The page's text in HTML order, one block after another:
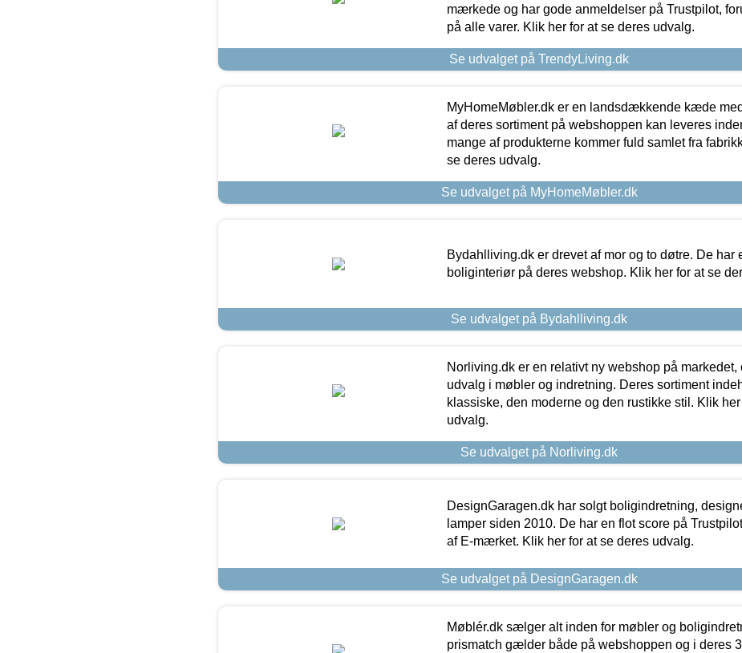
mærkede og har gode anmeldelser på Trustpilot,
på alle varer. Klik her for at se deres udvalg.
Se udvalget på TrendyLiving.dk
MyHomeMøbler.dk er en landsdækkende kæde
af deres sortiment på webshoppen kan leveres
mange af produkterne kommer fuld samlet fra
se deres udvalg.
Se udvalget på MyHomeMøbler.dk
Bydahlliving.dk er drevet af mor og to døtre. De har
boliginteriør på deres webshop. Klik her for at se
Se udvalget på Bydahlliving.dk
Norliving.dk er en relativt ny webshop på markedet,
udvalg i møbler og indretning. Deres sortiment
klassiske, den moderne og den rustikke stil. Klik
udvalg.
Se udvalget på Norliving.dk
DesignGaragen.dk har solgt boligindretning,
lamper siden 2010. De har en flot score på
af E-mærket. Klik her for at se deres udvalg.
Se udvalget på DesignGaragen.dk
Møblér.dk sælger alt inden for møbler og
prismatch gælder både på webshoppen og i deres